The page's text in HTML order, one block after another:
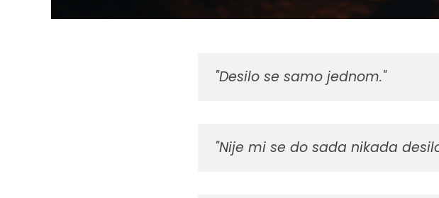
"Desilo se samo jednom."
"Nije mi se do sada nikada